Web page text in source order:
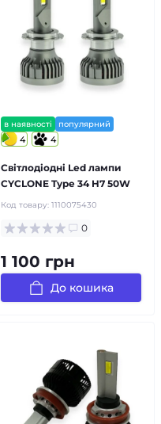
в наявності популярний
4 4
Світлодіодні Led лампи
CYCLONE Type 34 H7 50W
Код товару: 1110075430
0
1 100 грн
До кошика